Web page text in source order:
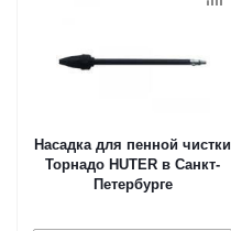
Насадка для пенной чистки
Торнадо HUTER в Санкт-
Петербурге